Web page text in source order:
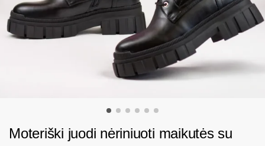
Moteriški juodi nėriniuoti maikutės su